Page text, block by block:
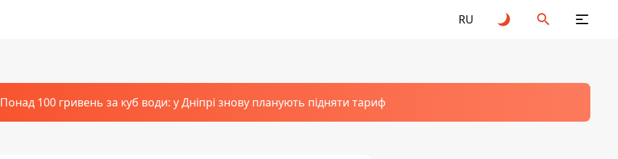
RU
Понад 100 гривень за куб води: у Дніпрі знову планують підняти тариф